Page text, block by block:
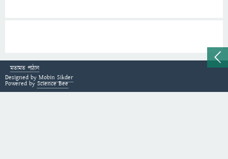
মতামত পাঠান
Designed by Mobin Sikder
Powered by Science Bee